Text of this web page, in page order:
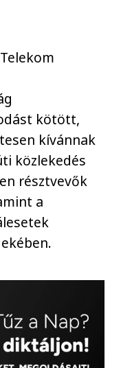
kötött,
kívánnak
közlekedés
résztvevők
a